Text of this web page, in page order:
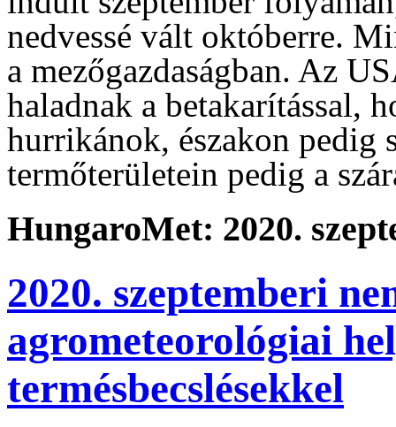
nedvessé vált októberre.
a mezőgazdaságban. Az
haladnak a betakarítással,
hurrikánok, északon pedig
termőterületein pedig a
HungaroMet: 2020.
2020. szeptemberi
agrometeorológiai
termésbecslésekkel